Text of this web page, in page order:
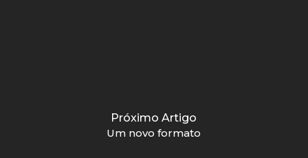
Próximo Artigo
Um novo formato